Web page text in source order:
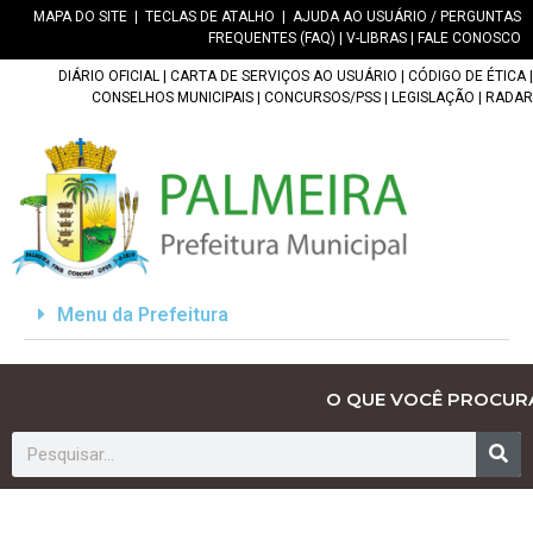
MAPA DO SITE TECLAS DE ATALHO
AJUDA AO USUÁRIO / PERGUNTAS
FREQUENTES (FAQ)
V-LIBRAS FALE CONOSCO
DIÁRIO OFICIAL CARTA DE SERVIÇOS AO USUÁRIO CÓDIGO DE ÉTICA|
CONSELHOS MUNICIPAIS
CONCURSOS/PSS LEGISLAÇÃO RADAR
Menu da Prefeitura
O QUE VOCÊ